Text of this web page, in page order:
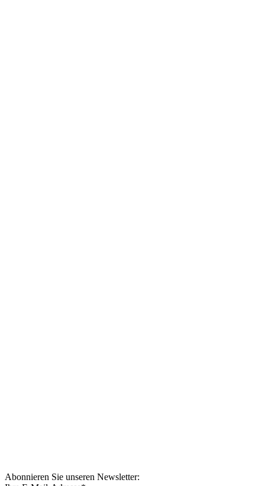
Abonnieren Sie unseren Newsletter: